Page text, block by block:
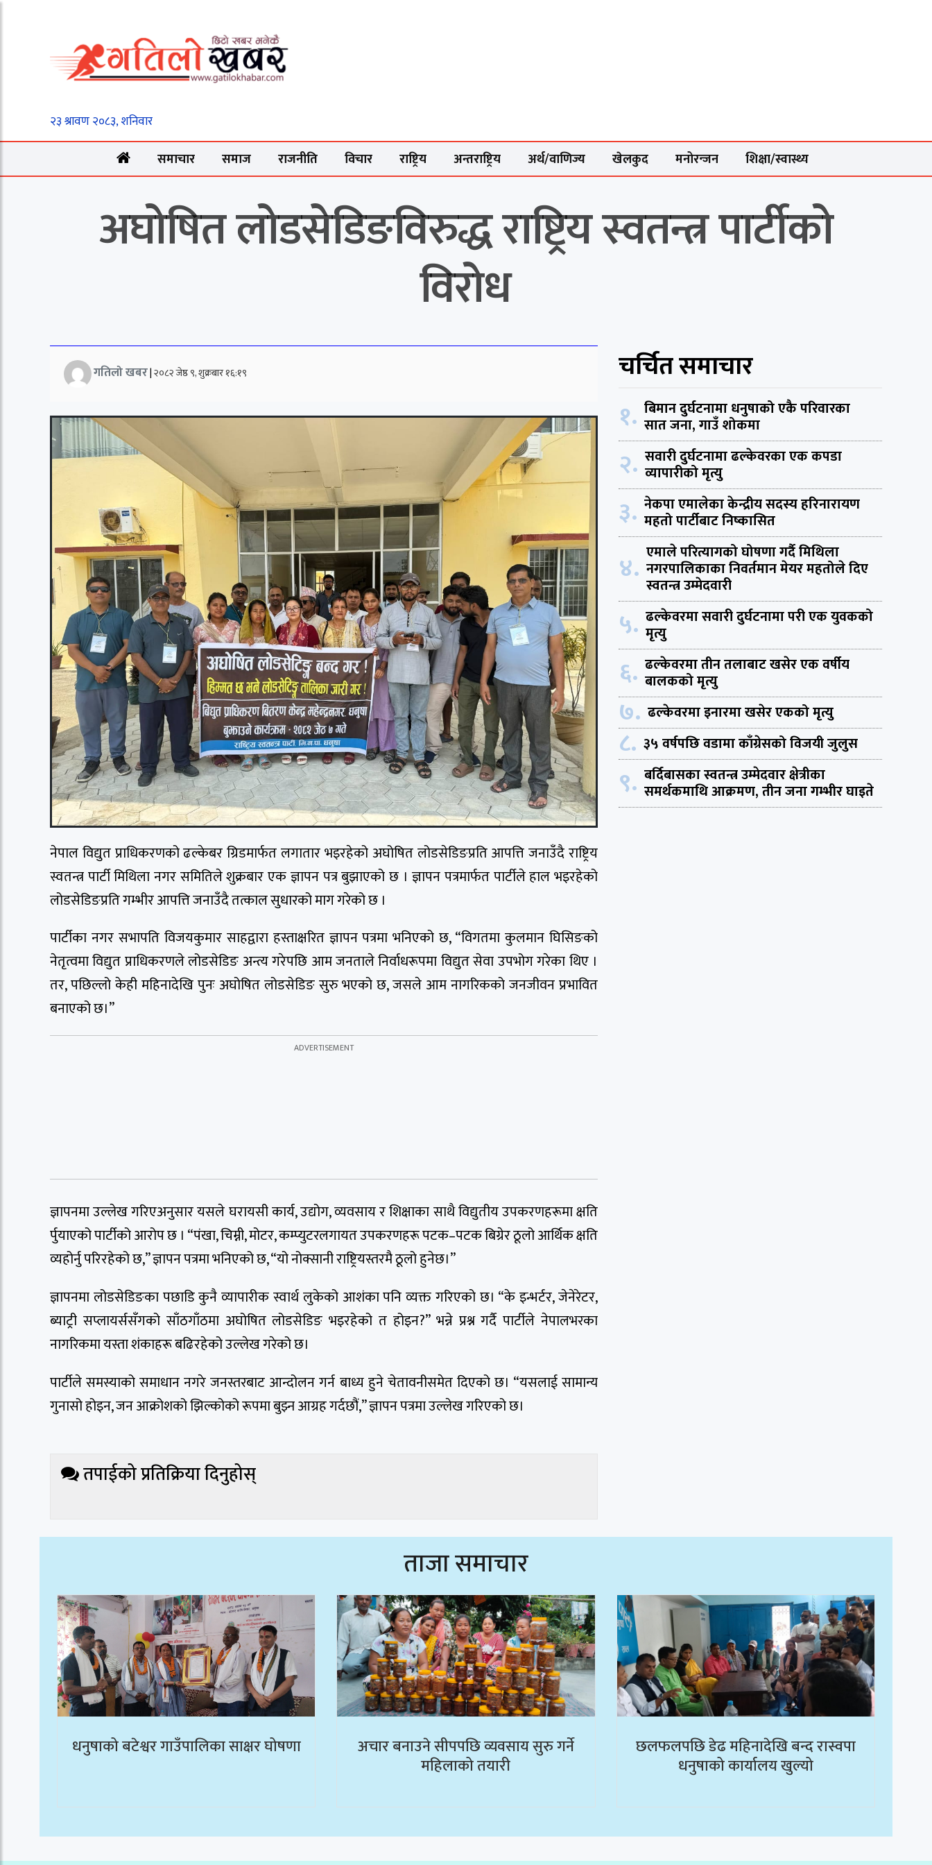
समाचार समाज राजनीति विचार राष्ट्रिय अन्तराष्ट्रिय अर्थ/वाणिज्य खेलकुद मनोरन्जन शिक्षा/स्वास्थ्य
अघोषित लोडसेडिङविरुद्ध राष्ट्रिय स्वतन्त्र पार्टीको
विरोध
गतिलो खबर|२०८२ जेष्ठ ९, शुक्रबार १६:१९
नेपाल विद्युत प्राधिकरणको ढल्केबर ग्रिडमार्फत लगातार भइरहेको अघोषित लोडसेडिङप्रति आपत्ति जनाउँदै राष्ट्रिय
स्वतन्त्र पार्टी मिथिला नगर समितिले शुक्रबार एक ज्ञापन पत्र बुझाएको छ । ज्ञापन पत्रमार्फत पार्टीले हाल भइरहेको
लोडसेडिङप्रति गम्भीर आपत्ति जनाउँदै तत्काल सुधारको माग गरेको छ ।
पार्टीका नगर सभापति विजयकुमार साहद्वारा हस्ताक्षरित ज्ञापन पत्रमा भनिएको छ, “विगतमा कुलमान घिसिङको
नेतृत्वमा विद्युत प्राधिकरणले लोडसेडिङ अन्त्य गरेपछि आम जनताले निर्वाधरूपमा विद्युत सेवा उपभोग गरेका थिए ।
तर, पछिल्लो केही महिनादेखि पुनः अघोषित लोडसेडिङ सुरु भएको छ, जसले आम नागरिकको जनजीवन प्रभावित
बनाएको छ।”
ज्ञापनमा उल्लेख गरिएअनुसार यसले घरायसी कार्य, उद्योग, व्यवसाय र शिक्षाका साथै विद्युतीय उपकरणहरूमा क्षति
र्पुयाएको पार्टीको आरोप छ । “पंखा, चिम्नी, मोटर, कम्प्युटरलगायत उपकरणहरू पटक–पटक बिग्रेर ठूलो आर्थिक क्षति
व्यहोर्नु परिरहेको छ,” ज्ञापन पत्रमा भनिएको छ, “यो नोक्सानी राष्ट्रियस्तरमै ठूलो हुनेछ।”
ज्ञापनमा लोडसेडिङका पछाडि कुनै व्यापारीक स्वार्थ लुकेको आशंका पनि व्यक्त गरिएको छ। “के इन्भर्टर, जेनेरेटर,
ब्याट्री सप्लायर्ससँगको साँठगाँठमा अघोषित लोडसेडिङ भइरहेको त होइन?” भन्ने प्रश्न गर्दै पार्टीले नेपालभरका
नागरिकमा यस्ता शंकाहरू बढिरहेको उल्लेख गरेको छ।
पार्टीले समस्याको समाधान नगरे जनस्तरबाट आन्दोलन गर्न बाध्य हुने चेतावनीसमेत दिएको छ। “यसलाई सामान्य
गुनासो होइन, जन आक्रोशको झिल्कोको रूपमा बुझ्न आग्रह गर्दछौं,” ज्ञापन पत्रमा उल्लेख गरिएको छ।
तपाईको प्रतिक्रिया दिनुहोस्
चर्चित समाचार
१. बिमान दुर्घटनामा धनुषाको एकै परिवारका
सात जना, गाउँ शोकमा
२. सवारी दुर्घटनामा ढल्केवरका एक कपडा
व्यापारीको मृत्यु
३. नेकपा एमालेका केन्द्रीय सदस्य हरिनारायण
महतो पार्टीबाट निष्कासित
४. एमाले परित्यागको घोषणा गर्दै मिथिला
नगरपालिकाका निवर्तमान मेयर महतोले दिए
स्वतन्त्र उम्मेदवारी
५. ढल्केवरमा सवारी दुर्घटनामा परी एक युवकको
मृत्यु
६. ढल्केवरमा तीन तलाबाट खसेर एक वर्षीय
बालकको मृत्यु
७. ढल्केवरमा इनारमा खसेर एकको मृत्यु
८. ३५ वर्षपछि वडामा काँग्रेसको विजयी जुलुस
९. बर्दिबासका स्वतन्त्र उम्मेदवार क्षेत्रीका
समर्थकमाथि आक्रमण, तीन जना गम्भीर घाइते
ताजा समाचार
धनुषाको बटेश्वर गाउँपालिका साक्षर घोषणा अचार बनाउने सीपपछि व्यवसाय सुरु गर्ने
महिलाको तयारी
छलफलपछि डेढ महिनादेखि बन्द रास्वपा
धनुषाको कार्यालय खुल्यो